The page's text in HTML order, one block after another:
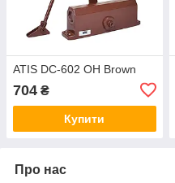
ATIS DC-602 OH Brown
704 ₴
Купити
Про нас